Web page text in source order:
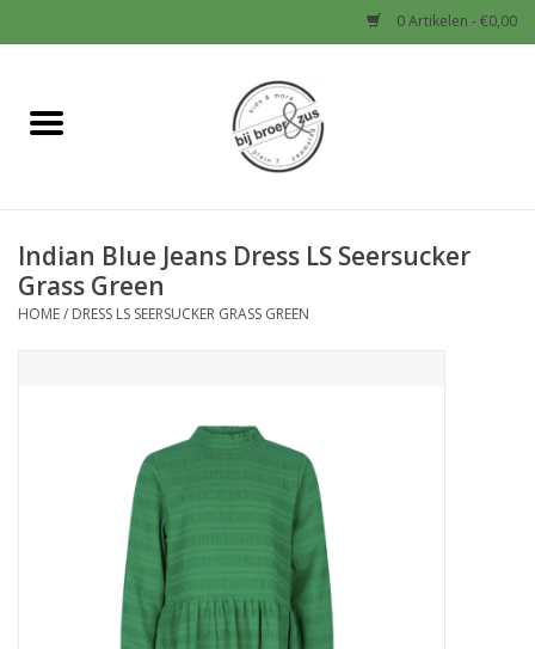
0 Artikelen - €0,00
Home
Baby
Jongens
Schoenen en Tassen
Indian Blue Jeans Dress LS Seersucker
Grass Green
HOME/ DRESS LS SEERSUCKER GRASS GREEN